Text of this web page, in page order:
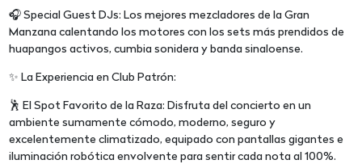
🎧 Special Guest DJs: Los mejores mezcladores de la Gran
Manzana calentando los motores con los sets más prendidos de
huapangos activos, cumbia sonidera y banda sinaloense.
✨ La Experiencia en Club Patrón:
🕺 El Spot Favorito de la Raza: Disfruta del concierto en un
ambiente sumamente cómodo, moderno, seguro y
excelentemente climatizado, equipado con pantallas gigantes e
iluminación robótica envolvente para sentir cada nota al 100%.